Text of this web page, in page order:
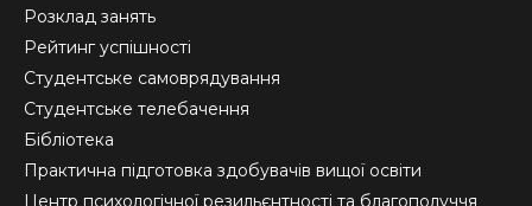
Розклад занять
Рейтинг успішності
Студентське самоврядування
Студентське телебачення
Бібліотека
Практична підготовка здобувачів вищої освіти
Центр психологічної резильєнтності та благополуччя